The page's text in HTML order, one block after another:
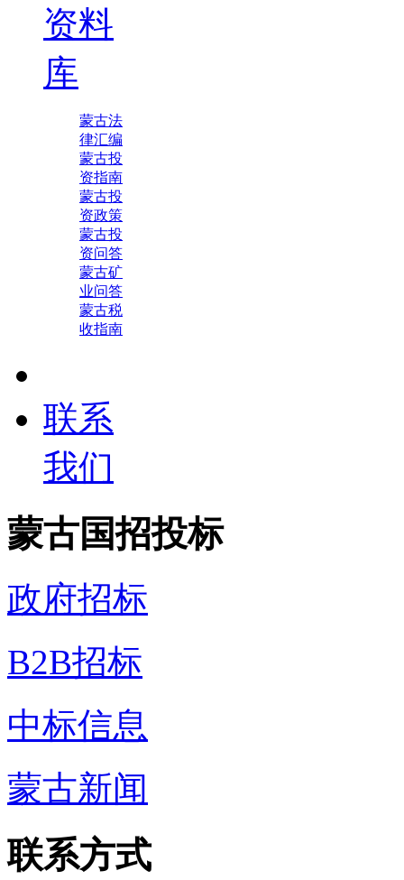
资料
库
蒙古法
律汇编
蒙古投
资指南
蒙古投
资政策
蒙古投
资问答
蒙古矿
业问答
蒙古税
收指南
联系
我们
蒙古国招投标
政府招标
B2B招标
中标信息
蒙古新闻
联系方式